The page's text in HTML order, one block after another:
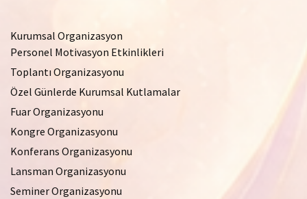
Kurumsal Organizasyon
Personel Motivasyon Etkinlikleri
Toplantı Organizasyonu
Özel Günlerde Kurumsal Kutlamalar
Fuar Organizasyonu
Kongre Organizasyonu
Konferans Organizasyonu
Lansman Organizasyonu
Seminer Organizasyonu